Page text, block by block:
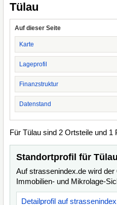
Tülau
Auf dieser Seite
Karte
Lageprofil
Finanzstruktur
Datenstand
Für Tülau sind 2 Ortsteile und 1
Standortprofil für Tülau
Auf strassenindex.de wird
Immobilien- und Mikrolage-
Detailprofil auf